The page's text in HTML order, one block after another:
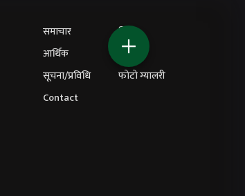
समाचार
शिक्षा
आर्थिक
विचार
सूचना/प्रविधि
फोटो ग्यालरी
Contact